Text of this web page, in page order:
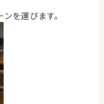
を運びます。